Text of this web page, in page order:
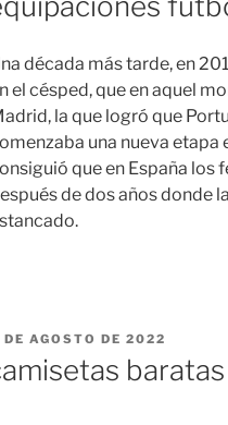
década más tarde, en
el césped, que en aquel
la que logró que
una nueva etapa
que en España los
de dos años donde
DE AGOSTO DE 2022